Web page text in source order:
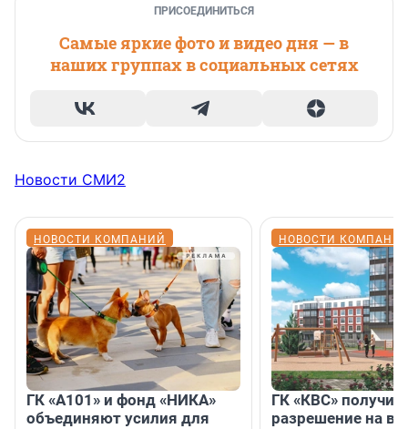
ПРИСОЕДИНИТЬСЯ
Самые яркие фото и видео дня — в
наших группах в социальных сетях
Новости СМИ2
НОВОСТИ КОМПАНИЙ
ГК «А101» и фонд «НИКА»
объединяют усилия для
НОВОСТИ
ГК «КВС»
разрешение на